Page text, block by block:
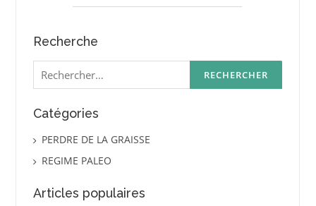
Recherche
Rechercher :
Catégories
PERDRE DE LA GRAISSE
REGIME PALEO
Articles populaires